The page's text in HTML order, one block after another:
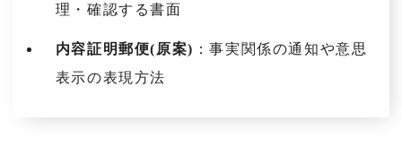
理・確認する書面
内容証明郵便(原案) ：事実関係の通知や意思
表示の表現方法